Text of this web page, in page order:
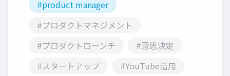
#product manager
#プロダクトマネジメント
#プロダクトローンチ
#意思決定
#スタートアップ
#YouTube活用